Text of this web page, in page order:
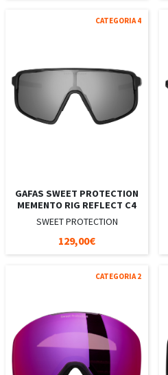
CATEGORIA 4
GAFAS SWEET PROTECTION
MEMENTO RIG REFLECT C4
SWEET PROTECTION
129,00€
CATEGORIA 2